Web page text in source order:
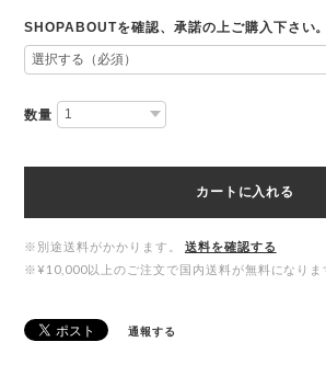
SHOPABOUTを確認、承諾の上ご購入下さい。
数量
カートに入れる
※別途送料がかかります。
送料を確認する
※¥10,000以上のご注文で国内送料が無料になりま
通報する